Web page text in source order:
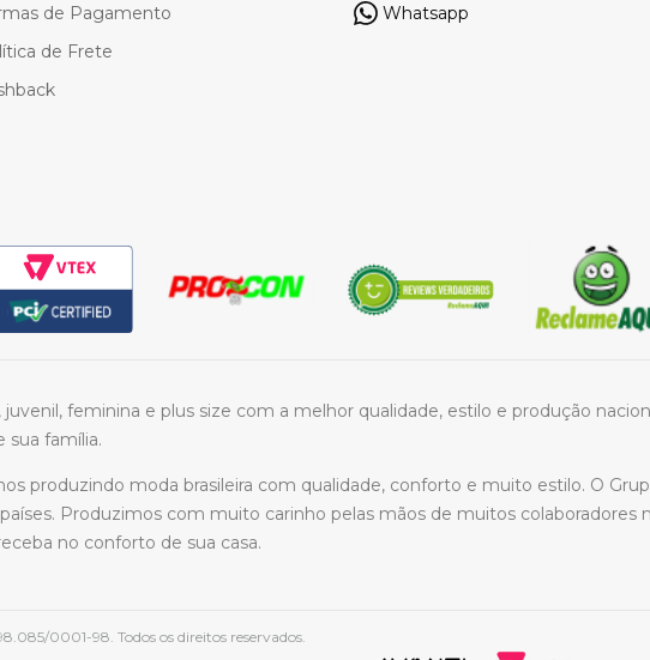
de Pagamento
de Frete
Whatsapp
feminina e plus size com a melhor qualidade, estilo e produção
sua família.
produzindo moda brasileira com qualidade, conforto e muito estilo. O
Produzimos com muito carinho pelas mãos de muitos colaboradores
no conforto de sua casa.
0001-98. Todos os direitos reservados.